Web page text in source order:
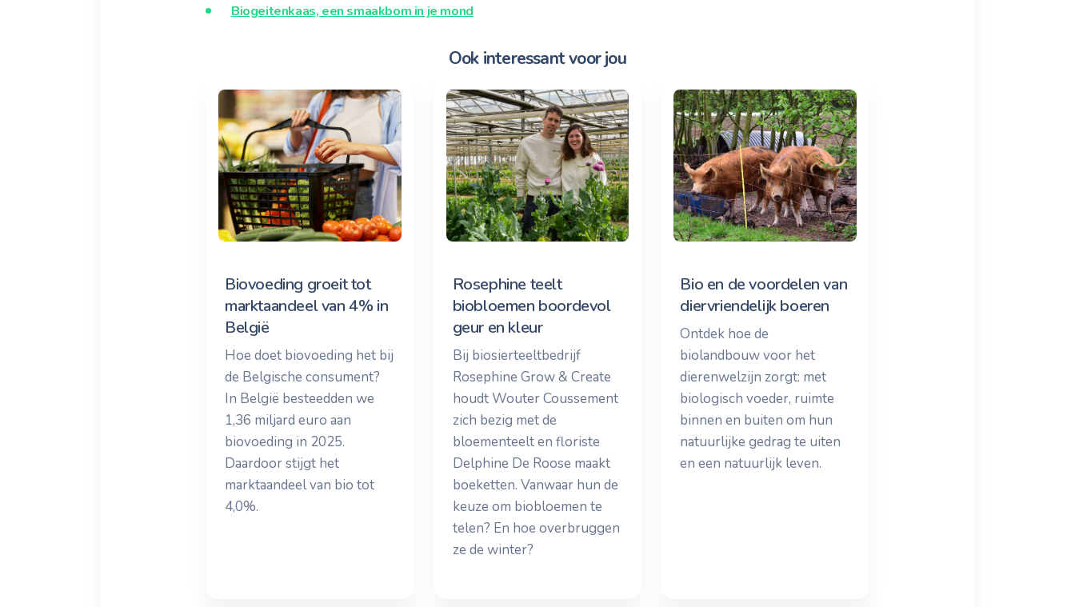
Biogeitenkaas, een smaakbom in je mond
Ook interessant voor jou
Biovoeding groeit tot
marktaandeel van 4% in
België
Hoe doet biovoeding het bij
de Belgische consument?
In België besteedden we
1,36 miljard euro aan
biovoeding in 2025.
Daardoor stijgt het
marktaandeel van bio tot
4,0%.
Rosephine teelt
biobloemen boordevol
geur en kleur
Bij biosierteeltbedrijf
Rosephine Grow & Create
houdt Wouter Coussement
zich bezig met de
bloementeelt en floriste
Delphine De Roose maakt
boeketten. Vanwaar hun de
keuze om biobloemen te
telen? En hoe overbruggen
ze de winter?
Bio en de voordelen van
diervriendelijk boeren
Ontdek hoe de
biolandbouw voor het
dierenwelzijn zorgt: met
biologisch voeder, ruimte
binnen en buiten om hun
natuurlijke gedrag te uiten
en een natuurlijk leven.